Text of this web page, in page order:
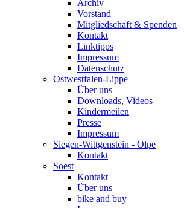
Archiv
Vorstand
Mitgliedschaft & Spenden
Kontakt
Linktipps
Impressum
Datenschutz
Ostwestfalen-Lippe
Über uns
Downloads, Videos
Kindermeilen
Presse
Impressum
Siegen-Wittgenstein - Olpe
Kontakt
Soest
Kontakt
Über uns
bike and buy